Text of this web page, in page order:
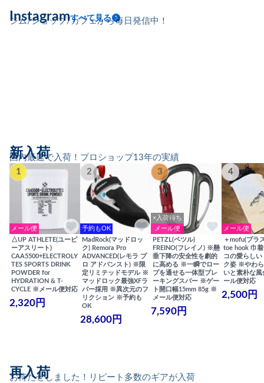
ジム/ショップ/カフェから毎日発信中！
Instagramすべて見る
国内最速で入荷！プロショップ13年の実績
新入荷
1
メール便
△UP ATHLETE(ユーピ
ーアスリート)
CAA5500+ELECTROLY
TES SPORTS DRINK
POWDER for
HYDRATION & T-
CYCLE ※メール便対応
2,320円
2
予約もOK
MadRock(マッドロッ
ク) Remora Pro
ADVANCED(レモラ プ
ロ アドバンスト) ※限
定リミテッドモデル ※
マッドロック最強XFラ
バー採用 ※異次元のフ
リクション ※予約も
OK
28,600円
3
×入荷待ち
メール便
PETZL(ペツル)
FREINO(フレイノ) ※懸
垂下降の安全性を劇的
に高める ※一瞬でロー
プを通せる一体型ブレ
ーキングスパー ※ゲー
ト開口幅15mm 85g ※
メール便対応
7,590円
4
メール便
＋mofu(プラ
toe hook 巾
コの愛らしい
ク姿 ※やわ
いと素朴な
ール便対応
2,500円
お待たせしました！リピート多数のギアが入荷
再入荷